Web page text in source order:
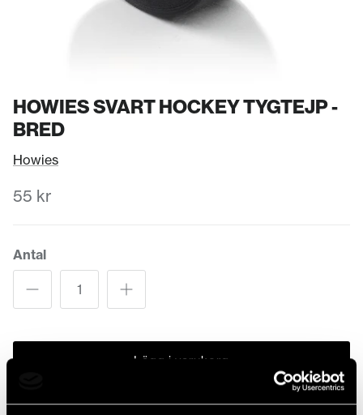
HOWIES SVART HOCKEY TYGTEJP -
BRED
Howies
55 kr
Antal
Lägg i varukorg